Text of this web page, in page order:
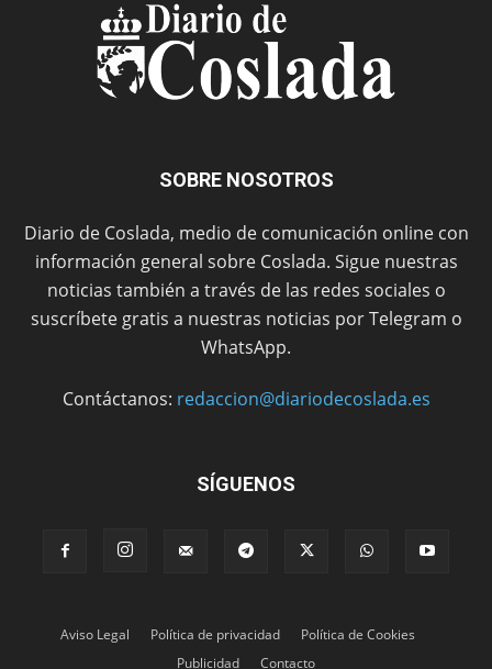
SOBRE NOSOTROS
Diario de Coslada, medio de comunicación online con
información general sobre Coslada. Sigue nuestras
noticias también a través de las redes sociales o
suscríbete gratis a nuestras noticias por Telegram o
WhatsApp.
Contáctanos: redaccion@diariodecoslada.es
SÍGUENOS
Aviso Legal Política de privacidad
Política de Cookies
Publicidad
Contacto